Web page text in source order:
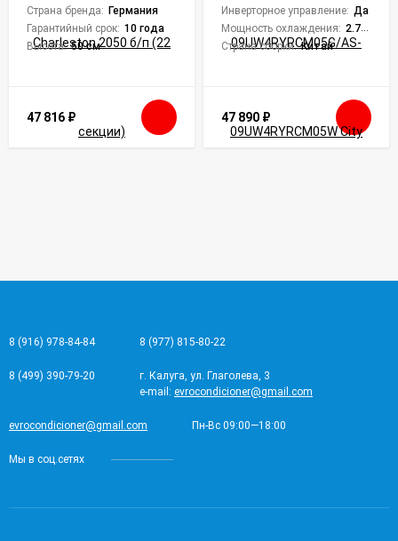
Страна бренда: Германия
Гарантийный срок: 10 года
Высота: 50 см
47 816 ₽
Инверторное управление: Да
Мощность охлаждения: 2.75 кВт
Страна сборки: Китай
47 890 ₽
8 (916) 978-84-84 8 (977) 815-80-22
8 (499) 390-79-20
г. Калуга, ул. Глаголева, 3
e-mail: evrocondicioner@gmail.com
evrocondicioner@gmail.com Пн-Вс 09:00—18:00
Мы в соц.сетях